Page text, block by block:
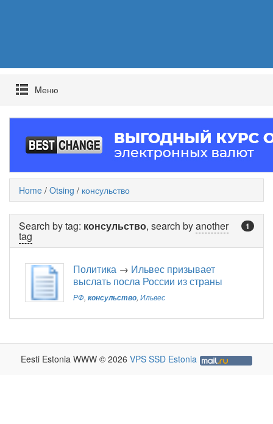
Mеню
Home / Otsing / консульство
1
Search by tag: консульство, search byanother
tag
Политика → Ильвес призывает
выслать посла России из страны
РФ, консульство, Ильвес
Eesti Estonia WWW © 2026 VPS SSD Estonia